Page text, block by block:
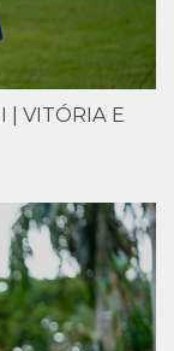
| VITÓRIA E